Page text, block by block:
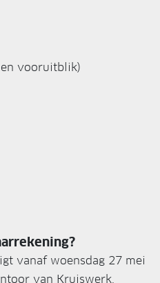
vooruitblik)
vanaf woensdag 27 mei
van Kruiswerk,